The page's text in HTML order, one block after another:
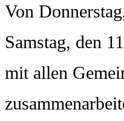
Von
Samstag, den
mit allen